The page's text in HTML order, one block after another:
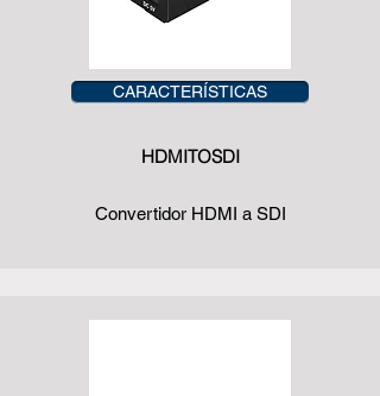
CARACTERÍSTICAS
HDMITOSDI
Convertidor HDMI a SDI